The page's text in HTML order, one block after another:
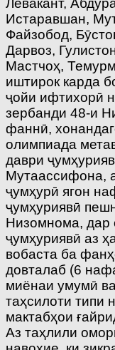
Левакант,
Истаравшан,
Файзобод,
Дарвоз,
Мастчоҳ,
иштирок карда
ҷойи ифтихорӣ
зербанди 48-и
фаннӣ,
олимпиада
даври
Мутаассифона,
ҷумҳурӣ ягон
ҷумҳуриявӣ
Низомнома, дар
ҷумҳуриявӣ аз
вобаста ба
довталаб (6
миёнаи умумӣ
таҳсилоти типи
мактабҳои
Аз таҳлили